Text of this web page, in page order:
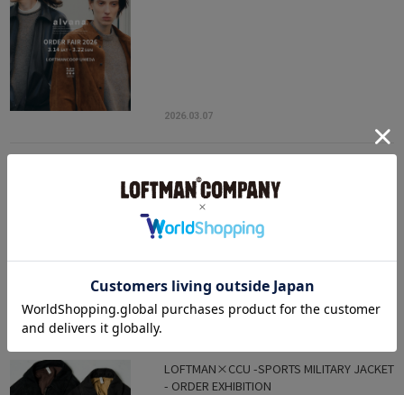
2026.03.07
2026.03.01
LOFTMAN×CCU -SPORTS MILITARY JACKET
- ORDER EXHIBITION